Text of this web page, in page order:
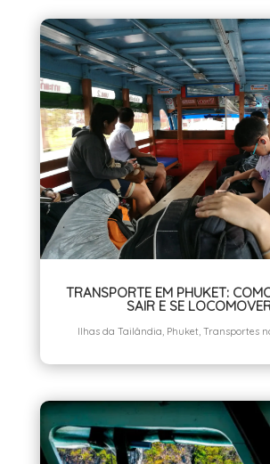
TRANSPORTE EM PHUKET:
SAIR E SE
Ilhas da Tailândia Phuket, Transportes